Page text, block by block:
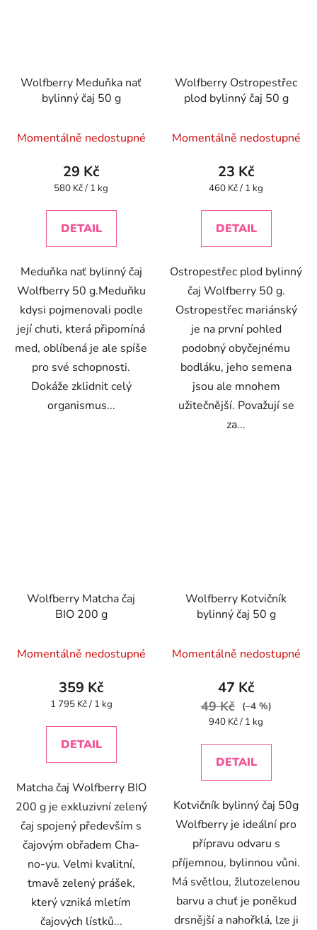
Wolfberry Meduňka nať
bylinný čaj 50 g
Momentálně nedostupné
29 Kč
Měrná
580 Kč / 1 kg
DETAIL
Meduňka nať bylinný čaj
Wolfberry 50 g.Meduňku
kdysi pojmenovali podle
její chuti, která připomíná
med, oblíbená je ale spíše
pro své schopnosti.
Dokáže zklidnit celý
organismus...
Wolfberry Ostropestřec
plod bylinný čaj 50 g
Momentálně nedostupné
23 Kč
Měrná
460 Kč / 1 kg
DETAIL
Ostropestřec plod bylinný
čaj Wolfberry 50 g.
Ostropestřec mariánský
je na první pohled
podobný obyčejnému
bodláku, jeho semena
jsou ale mnohem
užitečnější. Považují se
za...
Wolfberry Matcha čaj
BIO 200 g
Momentálně nedostupné
359 Kč
Měrná
1 795 Kč / 1 kg
DETAIL
Matcha čaj Wolfberry BIO
200 g je exkluzivní zelený
čaj spojený především s
čajovým obřadem Cha-
no-yu. Velmi kvalitní,
tmavě zelený prášek,
který vzniká mletím
čajových lístků...
Wolfberry Kotvičník
bylinný čaj 50 g
Momentálně nedostupné
47 Kč
49 Kč
(–4 %)
Měrná
940 Kč / 1 kg
DETAIL
Kotvičník bylinný čaj 50g
Wolfberry je ideální pro
přípravu odvaru s
příjemnou, bylinnou vůni.
Má světlou, žlutozelenou
barvu a chuť je poněkud
drsnější a nahořklá, lze ji